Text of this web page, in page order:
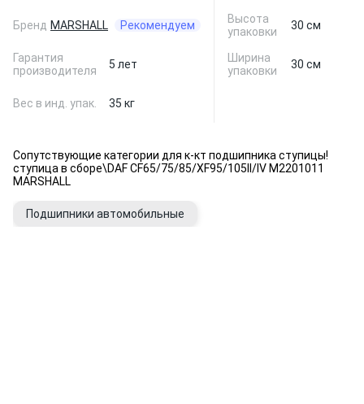
Бренд MARSHALL Рекомендуем
Гарантия
производителя
5 лет
Вес в инд. упак. 35 кг
Высота
упаковки
30 см
Ширина
упаковки
30 см
Сопутствующие категории для к-кт подшипника ступицы!
ступица в сборе\DAF CF65/75/85/XF95/105II/IV M2201011
MARSHALL
Подшипники автомобильные